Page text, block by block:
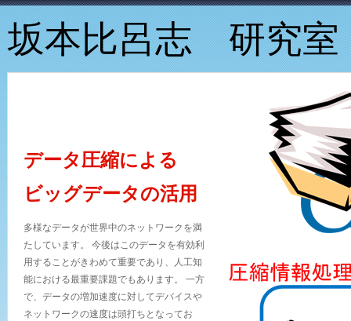
坂本比呂志 研究室
データ圧縮による
ビッグデータの活用
多様なデータが世界中のネットワークを満
たしています。 今後はこのデータを有効利
用することがきわめて重要であり、人工知
能における最重要課題でもあります。 一方
で、データの増加速度に対してデバイスや
ネットワークの速度は頭打ちとなってお